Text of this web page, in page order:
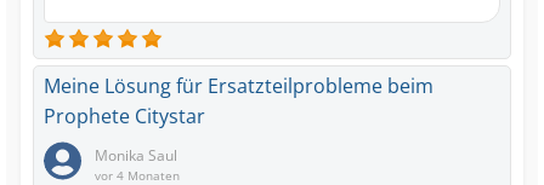
Meine Lösung für Ersatzteilprobleme beim
Prophete Citystar
Monika Saul
vor 4 Monaten